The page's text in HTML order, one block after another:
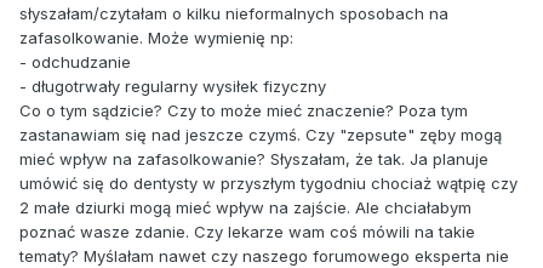
słyszałam/czytałam o kilku nieformalnych sposobach na
zafasolkowanie. Może wymienię np:
- odchudzanie
- długotrwały regularny wysiłek fizyczny
Co o tym sądzicie? Czy to może mieć znaczenie? Poza tym
zastanawiam się nad jeszcze czymś. Czy "zepsute" zęby mogą
mieć wpływ na zafasolkowanie? Słyszałam, że tak. Ja planuje
umówić się do dentysty w przyszłym tygodniu chociaż wątpię czy
2 małe dziurki mogą mieć wpływ na zajście. Ale chciałabym
poznać wasze zdanie. Czy lekarze wam coś mówili na takie
tematy? Myślałam nawet czy naszego forumowego eksperta nie